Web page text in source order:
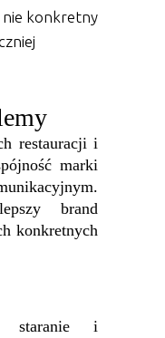
nie konkretny
restauracji i
marki
brand
konkretnych
staranie i